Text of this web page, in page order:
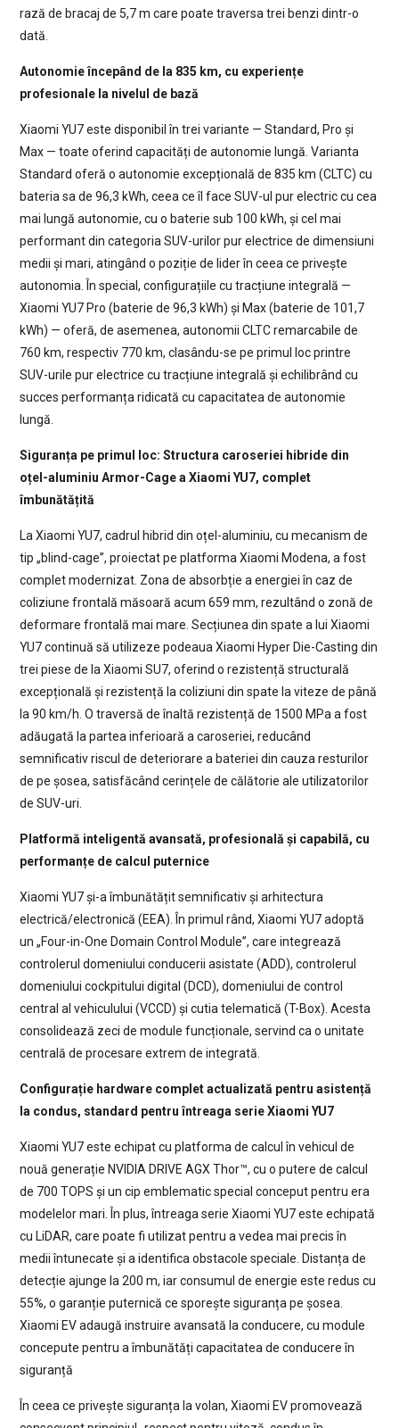
rază de bracaj de 5,7 m care poate traversa trei benzi dintr-o
dată.
Autonomie începând de la 835 km, cu experiențe
profesionale la nivelul de bază
Xiaomi YU7 este disponibil în trei variante — Standard, Pro și
Max — toate oferind capacități de autonomie lungă. Varianta
Standard oferă o autonomie excepțională de 835 km (CLTC) cu
bateria sa de 96,3 kWh, ceea ce îl face SUV-ul pur electric cu cea
mai lungă autonomie, cu o baterie sub 100 kWh, și cel mai
performant din categoria SUV-urilor pur electrice de dimensiuni
medii și mari, atingând o poziție de lider în ceea ce privește
autonomia. În special, configurațiile cu tracțiune integrală —
Xiaomi YU7 Pro (baterie de 96,3 kWh) și Max (baterie de 101,7
kWh) — oferă, de asemenea, autonomii CLTC remarcabile de
760 km, respectiv 770 km, clasându-se pe primul loc printre
SUV-urile pur electrice cu tracțiune integrală și echilibrând cu
succes performanța ridicată cu capacitatea de autonomie
lungă.
Siguranța pe primul loc: Structura caroseriei hibride din
oțel-aluminiu Armor-Cage a Xiaomi YU7, complet
îmbunătățită
La Xiaomi YU7, cadrul hibrid din oțel-aluminiu, cu mecanism de
tip „blind-cage”, proiectat pe platforma Xiaomi Modena, a fost
complet modernizat. Zona de absorbție a energiei în caz de
coliziune frontală măsoară acum 659 mm, rezultând o zonă de
deformare frontală mai mare. Secțiunea din spate a lui Xiaomi
YU7 continuă să utilizeze podeaua Xiaomi Hyper Die-Casting din
trei piese de la Xiaomi SU7, oferind o rezistență structurală
excepțională și rezistență la coliziuni din spate la viteze de până
la 90 km/h. O traversă de înaltă rezistență de 1500 MPa a fost
adăugată la partea inferioară a caroseriei, reducând
semnificativ riscul de deteriorare a bateriei din cauza resturilor
de pe șosea, satisfăcând cerințele de călătorie ale utilizatorilor
de SUV-uri.
Platformă inteligentă avansată, profesională și capabilă, cu
performanțe de calcul puternice
Xiaomi YU7 și-a îmbunătățit semnificativ și arhitectura
electrică/electronică (EEA). În primul rând, Xiaomi YU7 adoptă
un „Four-in-One Domain Control Module”, care integrează
controlerul domeniului conducerii asistate (ADD), controlerul
domeniului cockpitului digital (DCD), domeniului de control
central al vehiculului (VCCD) și cutia telematică (T-Box). Acesta
consolidează zeci de module funcționale, servind ca o unitate
centrală de procesare extrem de integrată.
Configurație hardware complet actualizată pentru asistență
la condus, standard pentru întreaga serie Xiaomi YU7
Xiaomi YU7 este echipat cu platforma de calcul în vehicul de
nouă generație NVIDIA DRIVE AGX Thor™, cu o putere de calcul
de 700 TOPS și un cip emblematic special conceput pentru era
modelelor mari. În plus, întreaga serie Xiaomi YU7 este echipată
cu LiDAR, care poate fi utilizat pentru a vedea mai precis în
medii întunecate și a identifica obstacole speciale. Distanța de
detecție ajunge la 200 m, iar consumul de energie este redus cu
55%, o garanție puternică ce sporește siguranța pe șosea.
Xiaomi EV adaugă instruire avansată la conducere, cu module
concepute pentru a îmbunătăți capacitatea de conducere în
siguranță
În ceea ce privește siguranța la volan, Xiaomi EV promovează